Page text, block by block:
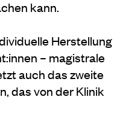
kann.
Herstellung
– magistrale
auch das zweite
das von der Klinik